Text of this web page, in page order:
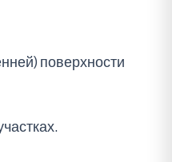
поверхности